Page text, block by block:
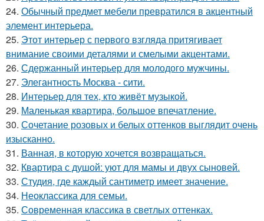
24. Обычный предмет мебели превратился в акцентный
элемент интерьера.
25. Этот интерьер с первого взгляда притягивает
внимание своими деталями и смелыми акцентами.
26. Сдержанный интерьер для молодого мужчины.
27. Элегантность Москва - сити.
28. Интерьер для тех, кто живёт музыкой.
29. Маленькая квартира, большое впечатление.
30. Сочетание розовых и белых оттенков выглядит очень
изысканно.
31. Ванная, в которую хочется возвращаться.
32. Квартира с душой: уют для мамы и двух сыновей.
33. Студия, где каждый сантиметр имеет значение.
34. Неоклассика для семьи.
35. Современная классика в светлых оттенках.